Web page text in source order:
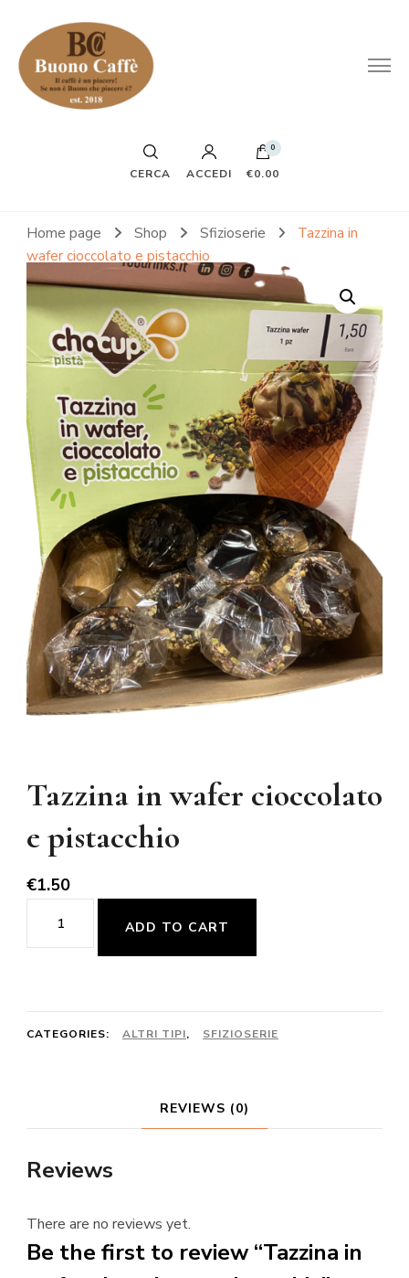
CERCA ACCEDI
0
€0.00
Home page Shop Sfizioserie
Tazzina in
wafer cioccolato e pistacchio
Tazzina in wafer cioccolato
e pistacchio
€1.50
Tazzina
in
e
ADD TO CART
CATEGORIES: ALTRI TIPI, SFIZIOSERIE
REVIEWS (0)
Reviews
There are no reviews yet.
Be the first to review “Tazzina in